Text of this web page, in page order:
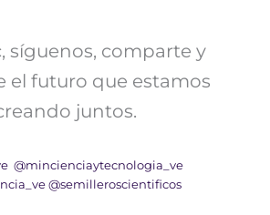
síguenos, comparte y
el futuro que estamos
juntos.
@mincienciaytecnologia_ve
@semilleroscientificos